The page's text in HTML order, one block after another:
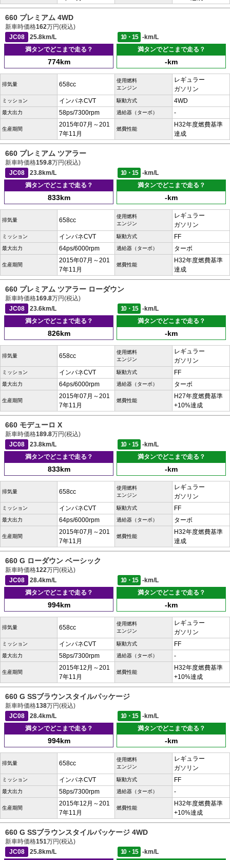
660 プレミアム 4WD
新車時価格162万円(税込)
JC08
25.8km/L 10・15
-km/L
満タンでどこまで走る？
774km
満タンでどこまで走る？
-km
排気量 658cc
使用燃料
エンジン
レギュラー
ガソリン
ミッション インパネCVT 駆動方式 4WD
最大出力 58ps/7300rpm 過給器（ターボ） -
生産期間
2015年07月～201
7年11月
燃費性能
H32年度燃費基準
達成
660 プレミアム ツアラー
新車時価格159.8万円(税込)
JC08
23.8km/L 10・15
-km/L
満タンでどこまで走る？
833km
満タンでどこまで走る？
-km
排気量 658cc
使用燃料
エンジン
レギュラー
ガソリン
ミッション インパネCVT 駆動方式 FF
最大出力 64ps/6000rpm 過給器（ターボ） ターボ
生産期間
2015年07月～201
7年11月
燃費性能
H32年度燃費基準
達成
660 プレミアム ツアラー ローダウン
新車時価格169.8万円(税込)
JC08
23.6km/L 10・15
-km/L
満タンでどこまで走る？
826km
満タンでどこまで走る？
-km
排気量 658cc
使用燃料
エンジン
レギュラー
ガソリン
ミッション インパネCVT 駆動方式 FF
最大出力 64ps/6000rpm 過給器（ターボ） ターボ
生産期間
2015年07月～201
7年11月
燃費性能
H27年度燃費基準
+10%達成
660 モデューロ X
新車時価格189.8万円(税込)
JC08
23.8km/L 10・15
-km/L
満タンでどこまで走る？
833km
満タンでどこまで走る？
-km
排気量 658cc
使用燃料
エンジン
レギュラー
ガソリン
ミッション インパネCVT 駆動方式 FF
最大出力 64ps/6000rpm 過給器（ターボ） ターボ
生産期間
2015年07月～201
7年11月
燃費性能
H32年度燃費基準
達成
660 G ローダウン ベーシック
新車時価格122万円(税込)
JC08
28.4km/L 10・15
-km/L
満タンでどこまで走る？
994km
満タンでどこまで走る？
-km
排気量 658cc
使用燃料
エンジン
レギュラー
ガソリン
ミッション インパネCVT 駆動方式 FF
最大出力 58ps/7300rpm 過給器（ターボ） -
生産期間
2015年12月～201
7年11月
燃費性能
H32年度燃費基準
+10%達成
660 G SSブラウンスタイルパッケージ
新車時価格138万円(税込)
JC08
28.4km/L 10・15
-km/L
満タンでどこまで走る？
994km
満タンでどこまで走る？
-km
排気量 658cc
使用燃料
エンジン
レギュラー
ガソリン
ミッション インパネCVT 駆動方式 FF
最大出力 58ps/7300rpm 過給器（ターボ） -
生産期間
2015年12月～201
7年11月
燃費性能
H32年度燃費基準
+10%達成
660 G SSブラウンスタイルパッケージ 4WD
新車時価格151万円(税込)
JC08
25.8km/L 10・15
-km/L